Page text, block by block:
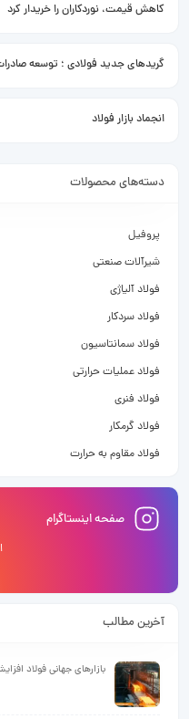
کاهش قیمت، نوردکاران را خریدار کرد
گریدهای جدید فولادی ؛ توسعه
انجماد بازار فولاد
دسته‌های محصولات
پروفیل
شیرآلات صنعتی
فولاد آلیاژی
فولاد سردکار
فولاد سمانتاسیون
فولاد عملیات حرارتی
فولاد فنری
فولاد گرمکار
فولاد مقاوم به حرارت
صفحه اینستاگرام
آخرین مطالب
بازارهای جهانی فولاد